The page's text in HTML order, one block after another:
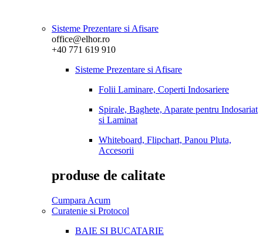
Sisteme Prezentare si Afisare
office@elhor.ro
+40 771 619 910
Sisteme Prezentare si Afisare
Folii Laminare, Coperti Indosariere
Spirale, Baghete, Aparate pentru Indosariat
si Laminat
Whiteboard, Flipchart, Panou Pluta,
Accesorii
produse de calitate
Cumpara Acum
Curatenie si Protocol
BAIE SI BUCATARIE